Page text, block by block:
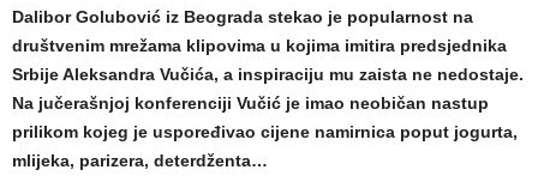
Dalibor Golubović iz Beograda stekao je popularnost na
društvenim mrežama klipovima u kojima imitira predsjednika
Srbije Aleksandra Vučića, a inspiraciju mu zaista ne nedostaje.
Na jučerašnjoj konferenciji Vučić je imao neobičan nastup
prilikom kojeg je uspoređivao cijene namirnica poput jogurta,
mlijeka, parizera, deterdženta…